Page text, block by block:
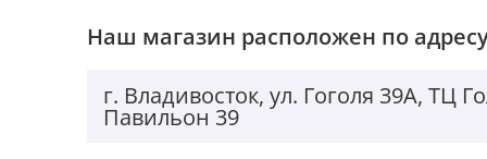
HyperOS 2.0
Смартфон работает на новейшей операционной
пользователю доступ к множеству новейших
работы и высокая производительность делают
Наш магазин расположен по
г. Владивосток, ул. Гоголя 39А, ТЦ
Павильон 39